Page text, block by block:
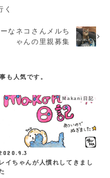
く
なネコさんメルち
ゃんの里親募集
も人気です。
Makani日記
イちゃんが人慣れしてきまし